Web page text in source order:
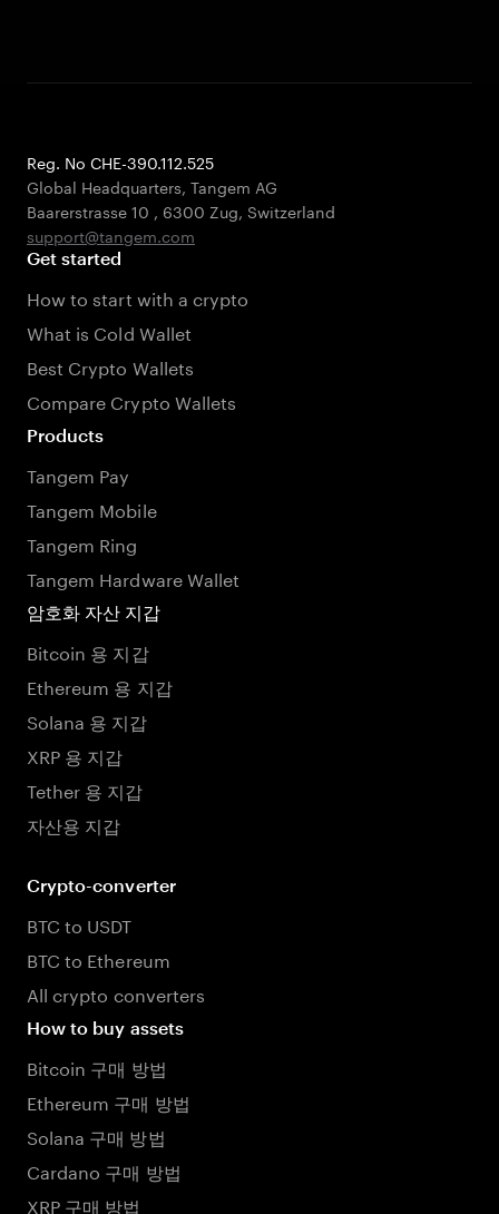
Reg. No CHE-390.112.525
Global Headquarters, Tangem AG
Baarerstrasse 10 , 6300 Zug, Switzerland
support@tangem.com
Get started
How to start with a crypto
What is Cold Wallet
Best Crypto Wallets
Compare Crypto Wallets
Products
Tangem Pay
Tangem Mobile
Tangem Ring
Tangem Hardware Wallet
암호화 자산 지갑
Bitcoin 용 지갑
Ethereum 용 지갑
Solana 용 지갑
XRP 용 지갑
Tether 용 지갑
자산용 지갑
Crypto-converter
BTC to USDT
BTC to Ethereum
All crypto converters
How to buy assets
Bitcoin 구매 방법
Ethereum 구매 방법
Solana 구매 방법
Cardano 구매 방법
XRP 구매 방법